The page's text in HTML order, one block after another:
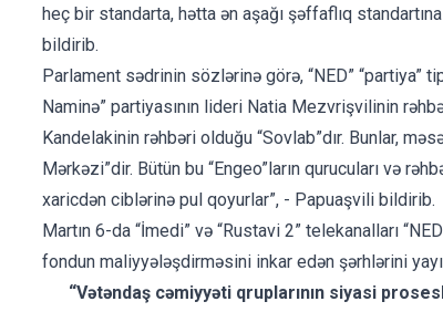
heç bir standarta, hətta ən aşağı şəffaflıq
bildirib.
Parlament sədrinin sözlərinə görə, “NED” “partiya”
Naminə” partiyasının lideri Natia Mezvrişvilinin
Kandelakinin rəhbəri olduğu “Sovlab”dır. Bunlar,
Mərkəzi”dir. Bütün bu “Engeo”ların qurucuları və
xaricdən ciblərinə pul qoyurlar”, - Papuaşvili bildirib.
Martın 6-da “İmedi” və “Rustavi 2” telekanalları
fondun maliyyələşdirməsini inkar edən şərhlərini
“Vətəndaş cəmiyyəti qruplarının siyasi